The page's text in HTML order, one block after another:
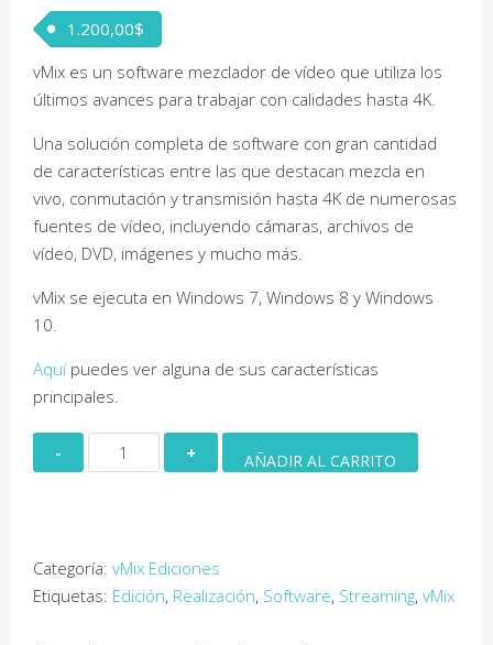
1.200,00$
vMix es un software mezclador de vídeo que utiliza los
últimos avances para trabajar con calidades hasta 4K.
Una solución completa de software con gran cantidad
de características entre las que destacan mezcla en
vivo, conmutación y transmisión hasta 4K de numerosas
fuentes de vídeo, incluyendo cámaras, archivos de
vídeo, DVD, imágenes y mucho más.
vMix se ejecuta en Windows 7, Windows 8 y Windows
10.
Aquípuedes ver alguna de sus características
principales.
Pro
AÑADIR AL CARRITO
Categoría: vMix Ediciones
Etiquetas: Edición, Realización, Software, Streaming, vMix